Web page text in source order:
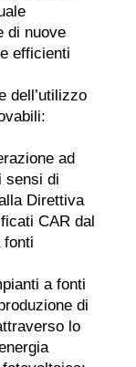
di nuove
efficienti
ad
sensi di
Direttiva
CAR dal
fonti
a fonti
di
lo